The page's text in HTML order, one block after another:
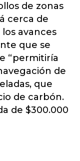
de zonas
cerca de
avances
que se
“permitiría
de
que
de carbón.
de $300.000